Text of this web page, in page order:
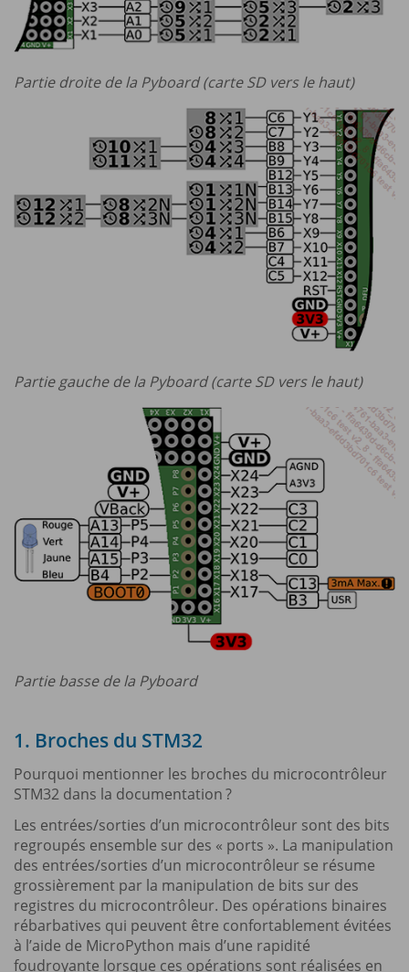
Partie droite de la Pyboard (carte SD vers le haut)
Partie gauche de la Pyboard (carte SD vers le haut)
Partie basse de la Pyboard
1. Broches du STM32
Pourquoi mentionner les broches du microcontrôleur
STM32 dans la documentation ?
Les entrées/sorties d’un microcontrôleur sont des bits
regroupés ensemble sur des « ports ». La manipulation
des entrées/sorties d’un microcontrôleur se résume
grossièrement par la manipulation de bits sur des
registres du microcontrôleur. Des opérations binaires
rébarbatives qui peuvent être confortablement évitées
à l’aide de MicroPython mais d’une rapidité
foudroyante lorsque ces opérations sont réalisées en